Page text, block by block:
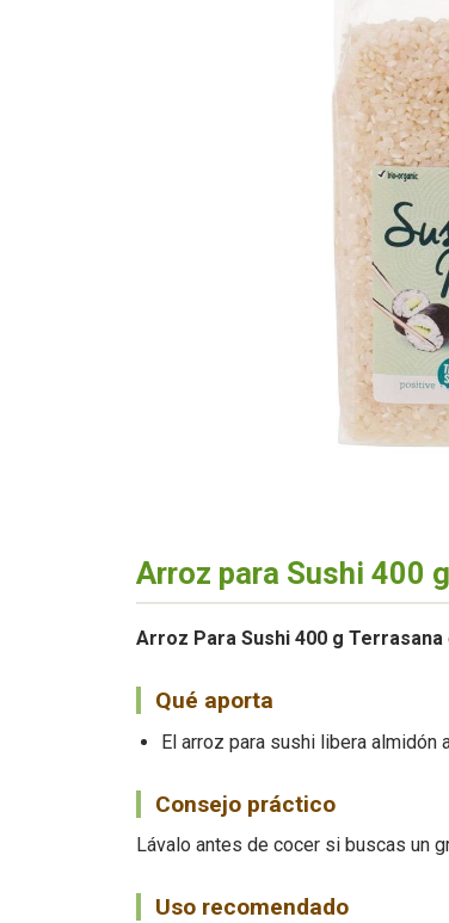
Arroz para Sushi 400
Arroz Para Sushi 400 g Terrasana
Qué aporta
El arroz para sushi libera
Consejo práctico
Lávalo antes de cocer si buscas un
Uso recomendado